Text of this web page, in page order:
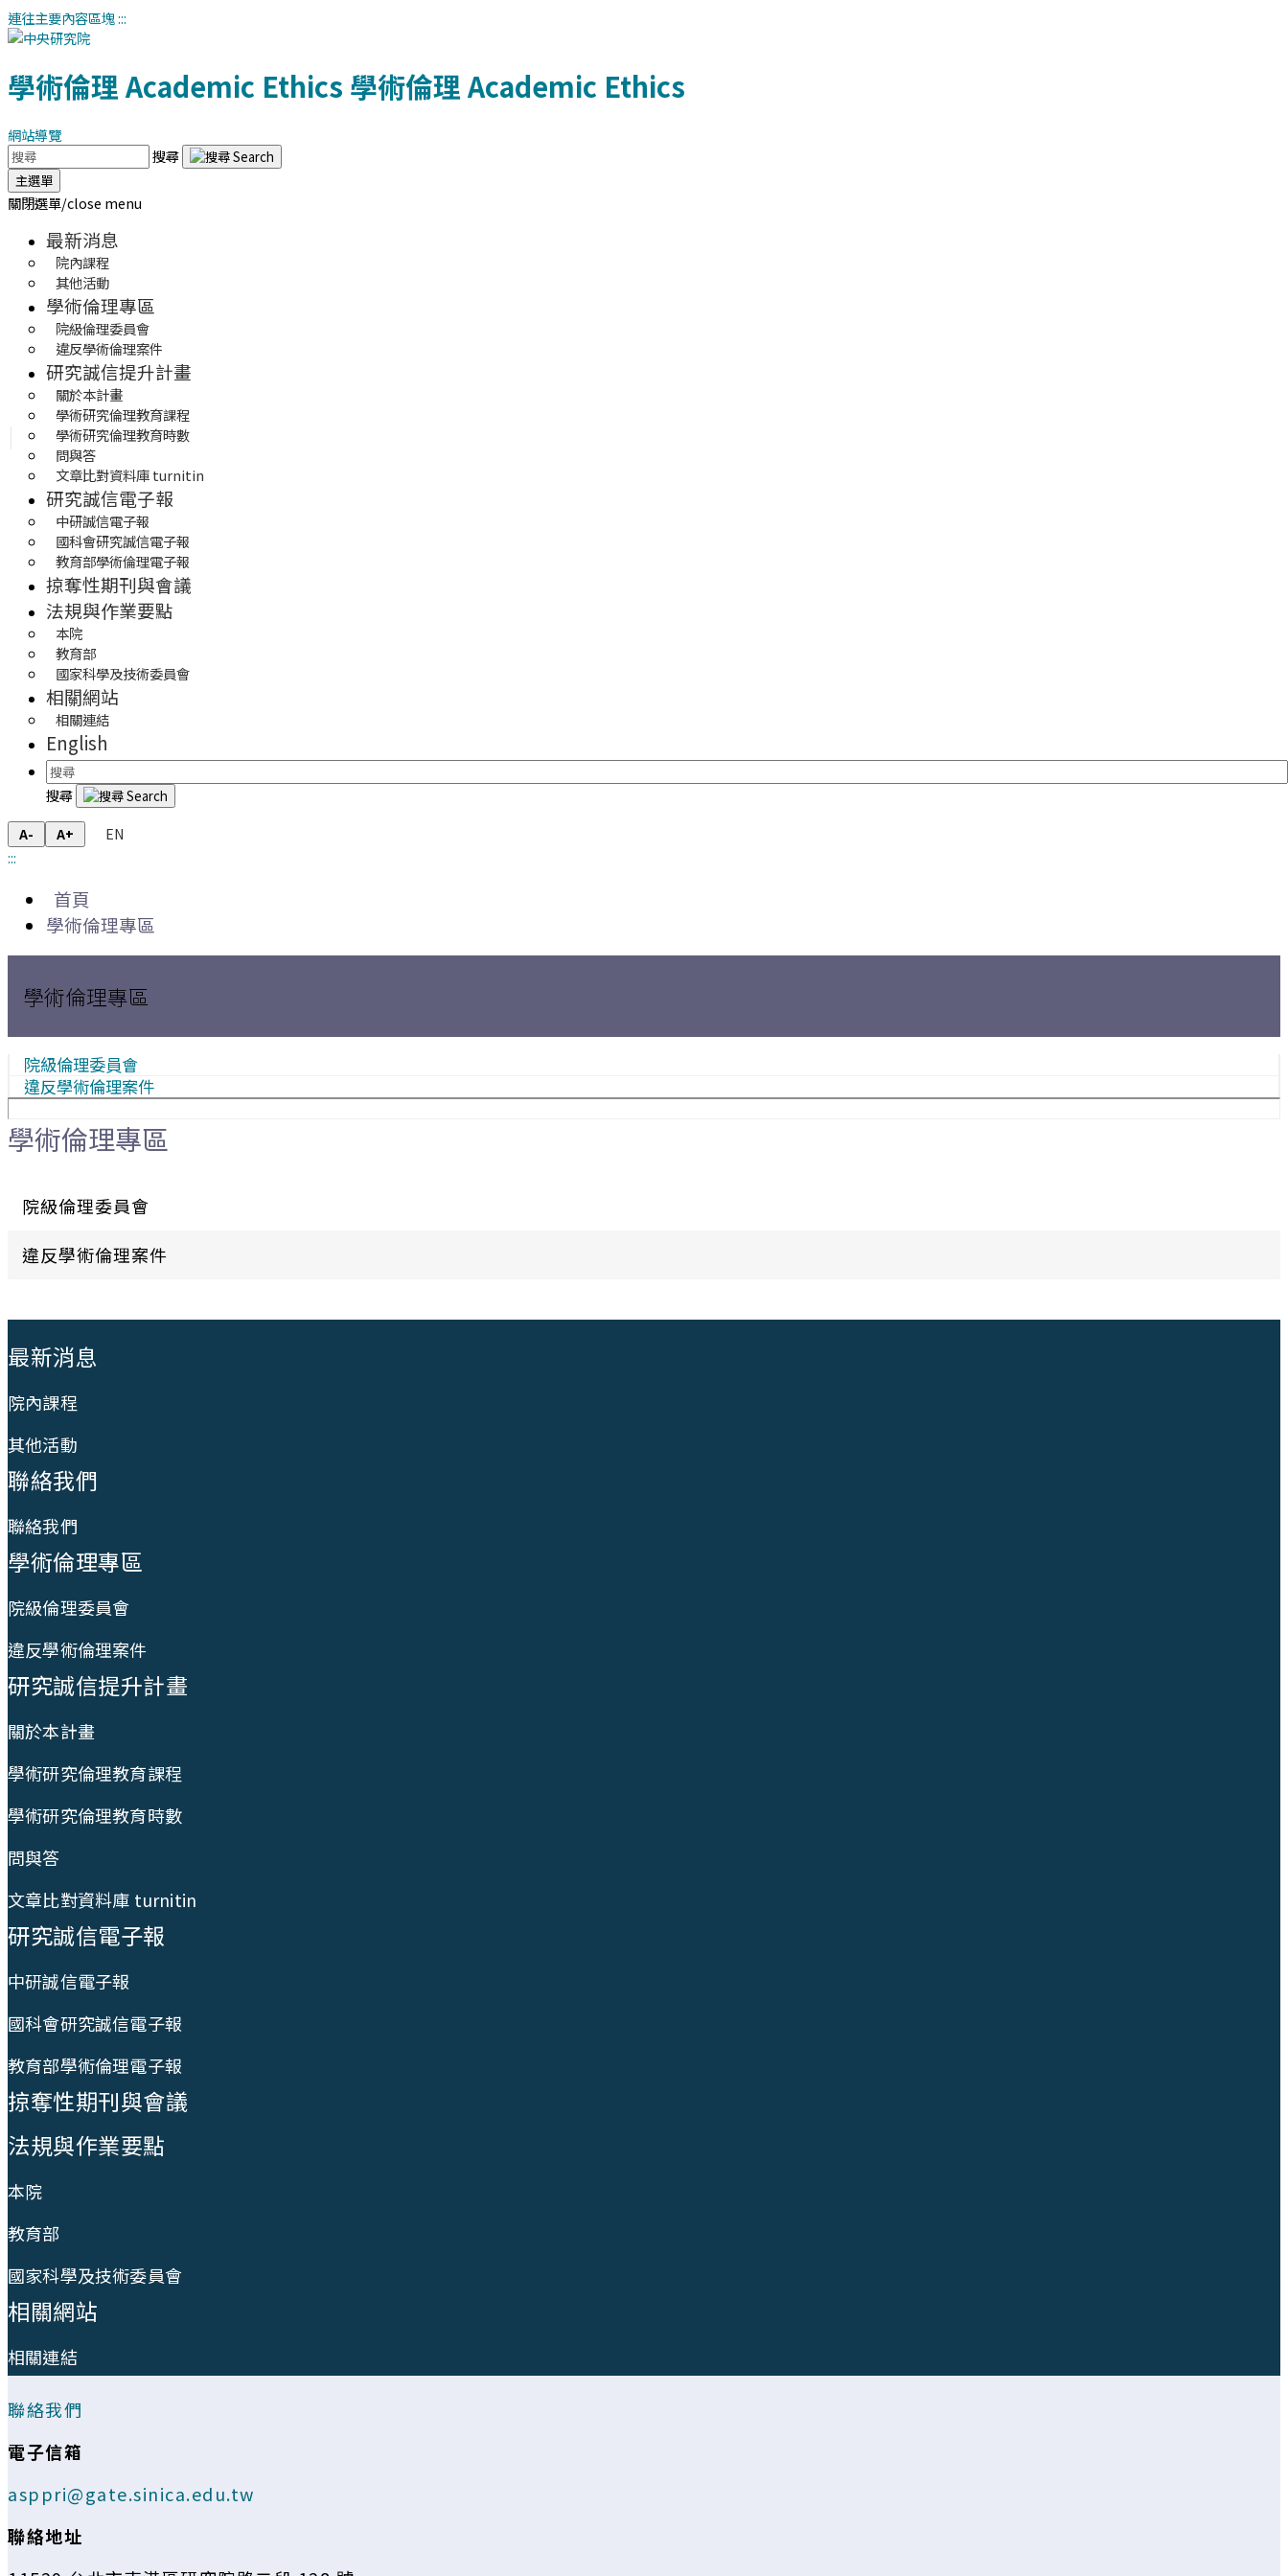
連往主要內容區塊:::
學術倫理Academic Ethics 學術倫理Academic Ethics
網站導覽
搜尋
主選單
關閉選單/close menu
最新消息
院內課程
其他活動
學術倫理專區
院級倫理委員會
違反學術倫理案件
研究誠信提升計畫
關於本計畫
學術研究倫理教育課程
學術研究倫理教育時數
問與答
文章比對資料庫 turnitin
研究誠信電子報
中研誠信電子報
國科會研究誠信電子報
教育部學術倫理電子報
掠奪性期刊與會議
法規與作業要點
本院
教育部
國家科學及技術委員會
相關網站
相關連結
English
搜尋
A- A+
EN
:::
首頁
學術倫理專區
學術倫理專區
院級倫理委員會
違反學術倫理案件
學術倫理專區
院級倫理委員會
違反學術倫理案件
最新消息
院內課程
其他活動
聯絡我們
聯絡我們
學術倫理專區
院級倫理委員會
違反學術倫理案件
研究誠信提升計畫
關於本計畫
學術研究倫理教育課程
學術研究倫理教育時數
問與答
文章比對資料庫 turnitin
研究誠信電子報
中研誠信電子報
國科會研究誠信電子報
教育部學術倫理電子報
掠奪性期刊與會議
法規與作業要點
本院
教育部
國家科學及技術委員會
相關網站
相關連結
聯絡我們
電子信箱
asppri@gate.sinica.edu.tw
聯絡地址